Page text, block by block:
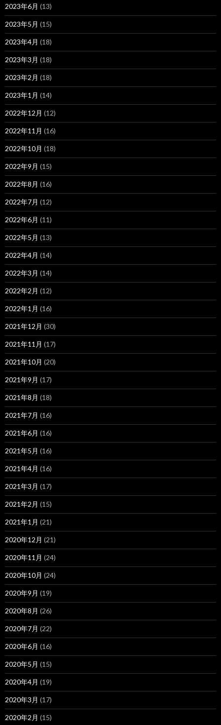
2023年6月 (13)
2023年5月 (15)
2023年4月 (18)
2023年3月 (18)
2023年2月 (18)
2023年1月 (14)
2022年12月 (12)
2022年11月 (16)
2022年10月 (18)
2022年9月 (15)
2022年8月 (16)
2022年7月 (12)
2022年6月 (11)
2022年5月 (13)
2022年4月 (14)
2022年3月 (14)
2022年2月 (12)
2022年1月 (16)
2021年12月 (30)
2021年11月 (17)
2021年10月 (20)
2021年9月 (17)
2021年8月 (18)
2021年7月 (16)
2021年6月 (16)
2021年5月 (16)
2021年4月 (16)
2021年3月 (17)
2021年2月 (15)
2021年1月 (21)
2020年12月 (21)
2020年11月 (24)
2020年10月 (24)
2020年9月 (19)
2020年8月 (26)
2020年7月 (22)
2020年6月 (16)
2020年5月 (15)
2020年4月 (19)
2020年3月 (17)
2020年2月 (15)